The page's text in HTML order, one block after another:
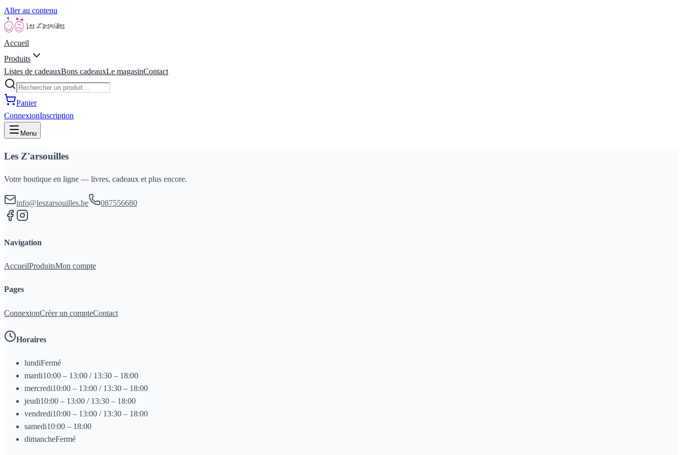
Aller au contenu
Accueil
Produits
Listes de cadeauxBons cadeauxLe magasinContact
Panier
ConnexionInscription
Menu
Les Z'arsouilles
Votre boutique en ligne — livres, cadeaux et plus encore.
info@leszarsouilles.be 087556680
Navigation
AccueilProduitsMon compte
Pages
ConnexionCréer un compteContact
Horaires
lundiFermé
mardi10:00 – 13:00 / 13:30 – 18:00
mercredi10:00 – 13:00 / 13:30 – 18:00
jeudi10:00 – 13:00 / 13:30 – 18:00
vendredi10:00 – 13:00 / 13:30 – 18:00
samedi10:00 – 18:00
dimancheFermé